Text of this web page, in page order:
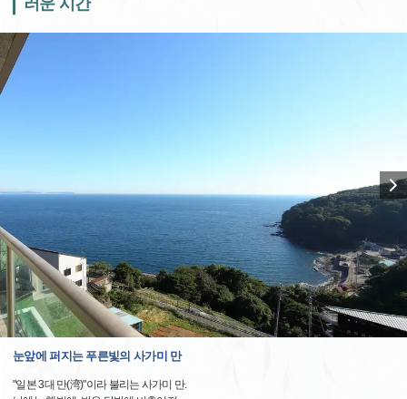
러운 시간
눈앞에 퍼지는 푸른빛의 사가미 만
"일본 3대 만(湾)"이라 불리는 사가미 만.